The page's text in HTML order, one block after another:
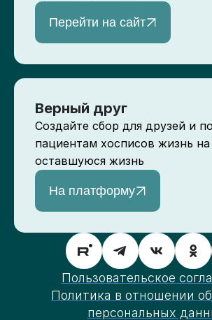
Перейти на сайт
Верный друг
Создайте сбор для друзей и
пациентам хосписов жизнь
оставшуюся жизнь
На платформу
Пользовательское
Политика в отношении
персональных